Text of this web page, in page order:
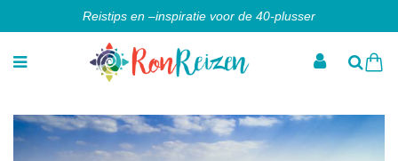
Reistips en –inspiratie voor de 40-plusser